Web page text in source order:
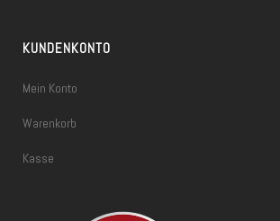
KUNDENKONTO
Mein Konto
Warenkorb
Kasse